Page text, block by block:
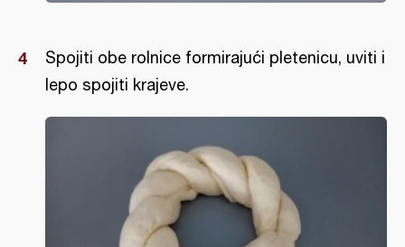
Spojiti obe rolnice formirajući pletenicu, uviti i
lepo spojiti krajeve.